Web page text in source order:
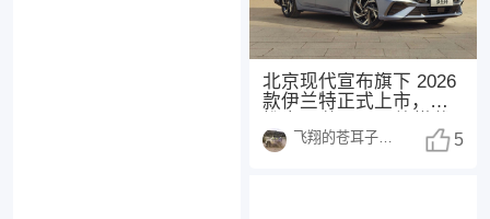
北京现代宣布旗下 2026
款伊兰特正式上市，共
1.5
飞翔的苍耳子1438 5